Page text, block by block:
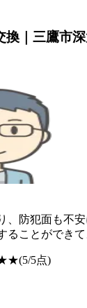
換｜三鷹市
、防犯面も不
ることができて
(5/5点)